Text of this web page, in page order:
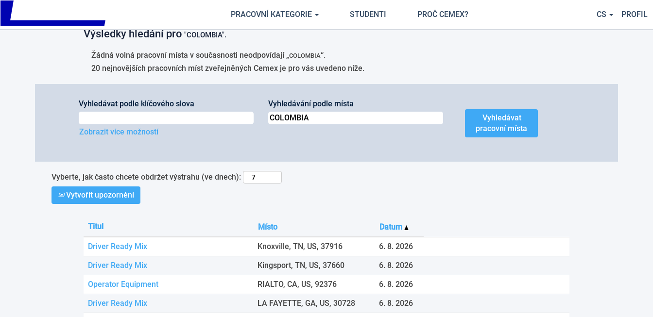
Please
note:
This
PRACOVNÍ KATEGORIE STUDENTI PROČ CEMEX? CS PROFIL
COLOMBIA v Cemex
(aktuální
strana)
Výsledky hledání pro "COLOMBIA".
Žádná volná pracovní místa v současnosti neodpovídají „COLOMBIA“.
20 nejnovějších pracovních míst zveřejněných Cemex je pro vás uvedeno níže.
Vyhledávat podle klíčového slova Vyhledávání podle místa
Zobrazit více možností
Vyberte, jak často chcete obdržet výstrahu (ve dnech):
Vytvořit upozornění
Titul Místo Datum
Driver Ready Mix Knoxville, TN, US, 37916 6. 8. 2026
Driver Ready Mix Kingsport, TN, US, 37660 6. 8. 2026
Operator Equipment RIALTO, CA, US, 92376 6. 8. 2026
Driver Ready Mix LA FAYETTE, GA, US, 30728 6. 8. 2026